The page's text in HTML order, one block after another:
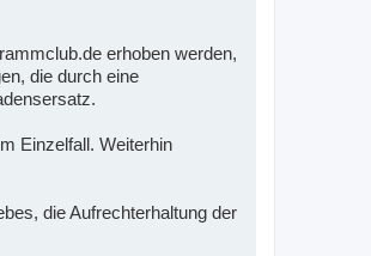
erhoben werden,
die durch eine
Einzelfall. Weiterhin
die Aufrechterhaltung der